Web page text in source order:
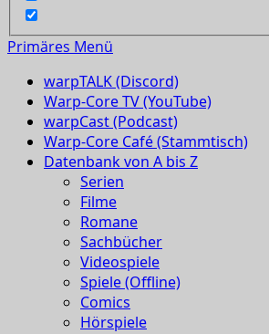
Primäres Menü
warpTALK (Discord)
Warp-Core TV (YouTube)
warpCast (Podcast)
Warp-Core Café (Stammtisch)
Datenbank von A bis Z
Serien
Filme
Romane
Sachbücher
Videospiele
Spiele (Offline)
Comics
Hörspiele